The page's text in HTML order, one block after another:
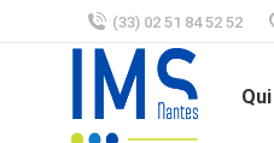
(33) 02 51 84 52 52